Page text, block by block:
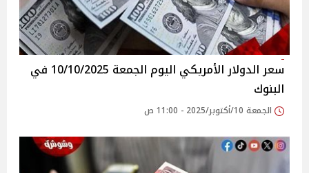
سعر الدولار الأمريكي اليوم الجمعة 10/10/2025 في
البنوك
الجمعة 10/أكتوبر/2025 - 11:00 ص